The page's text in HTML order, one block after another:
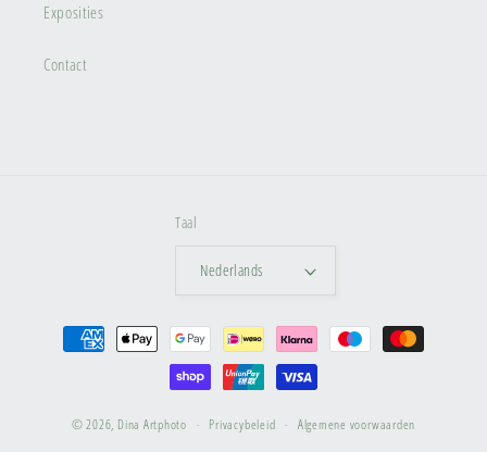
Exposities
Contact
Taal
Nederlands
Betaalmethoden
© 2026, Dina Artphoto Privacybeleid Algemene voorwaarden